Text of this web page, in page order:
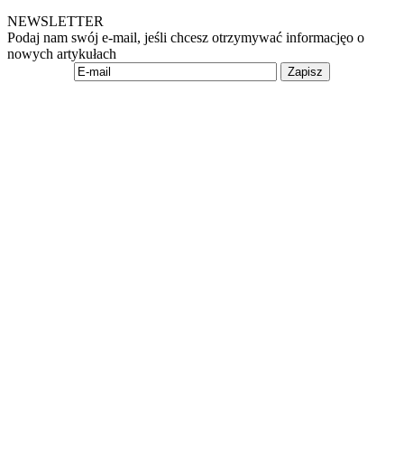
NEWSLETTER
Podaj nam swój e-mail, jeśli chcesz otrzymywać informacjęo o
nowych artykułach
Zapisz